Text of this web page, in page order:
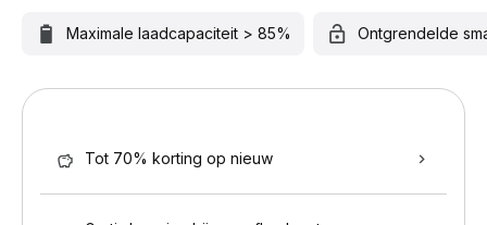
Maximale laadcapaciteit > 85% Ontgrendelde
Tot 70% korting op nieuw